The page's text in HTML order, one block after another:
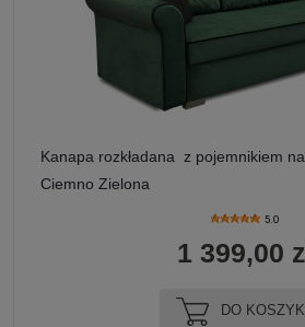
Kanapa rozkładana z pojemnikiem
Ciemno Zielona
5.0
1 399,00
DO